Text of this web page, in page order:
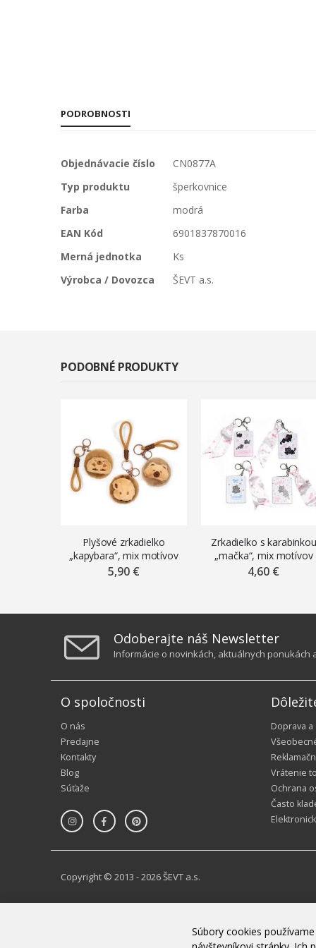
PODROBNOSTI
Viac
informácií
Objednávacie číslo
CN0877A
Typ produktu
šperkovnice
Farba
modrá
EAN Kód
6901837870016
Merná jednotka
Ks
Výrobca / Dovozca
ŠEVT a.s.
PODOBNÉ PRODUKTY
Plyšové zrkadielko
„kapybara“, mix motívov
5,90 €
Zrkadielko s karabinkou
„mačka“, mix motívov
4,60 €
Odoberajte náš Newsletter
Informácie o novinkách, aktuálnych ponukách
O spoločnosti
O nás
Predajne
Kontakty
Blog
Súťaže
Doprava
Vrátenie
Ochrana
Často
Copyright © 2013 - 2026 ŠEVT a.s.
Súbory cookies